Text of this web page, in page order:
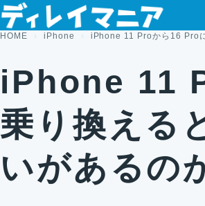
コンテンツへスキップ
HOME iPhone iPhone 11 Proから16 Pro
iPhone 11
乗り換える
いがあるの